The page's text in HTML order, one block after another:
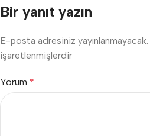
Bir yanıt yazın
E-posta adresiniz yayınlanmayacak.
işaretlenmişlerdir
Yorum *